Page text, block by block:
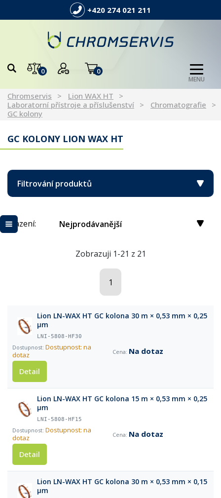
+420 274 021 211
0 0
MENU
Chromservis
Lion WAX HT
Laboratorní přístroje a příslušenství
Chromatografie
GC kolony
GC KOLONY LION WAX HT
Filtrování produktů
Řazení: Nejprodávanější
Zobrazuji 1-21 z 21
1
Lion LN-WAX HT GC kolona 30 m × 0,53 mm × 0,25
µm
LNI-5808-HF30
Dostupnost: na
dotaz
Na dotaz
Detail
Lion LN-WAX HT GC kolona 15 m × 0,53 mm × 0,25
µm
LNI-5808-HF15
Dostupnost: na
dotaz
Na dotaz
Detail
Lion LN-WAX HT GC kolona 30 m × 0,53 mm × 0,15
µm